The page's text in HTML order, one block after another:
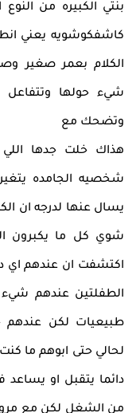
بنتي الكبيره من
كاشفكوشويه يعني
الكلام بعمر صغير
شيء حولها وتتفاعل
وتضحك مع
هذاك خلت جدها اللي
شخصيه الجامده
يسال عنها لدرجه ان
شوي كل ما يكبرون
اكتشفت ان عندهم اي
الطفلتين عندهم
طبيعيات لكن عندهم
لحالي حتى ابوهم ما
دائما يتقبل او يساعد
من الشغل لكن مع